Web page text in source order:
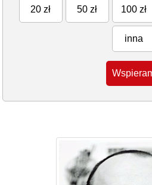
20 zł 50 zł 100 zł
inna